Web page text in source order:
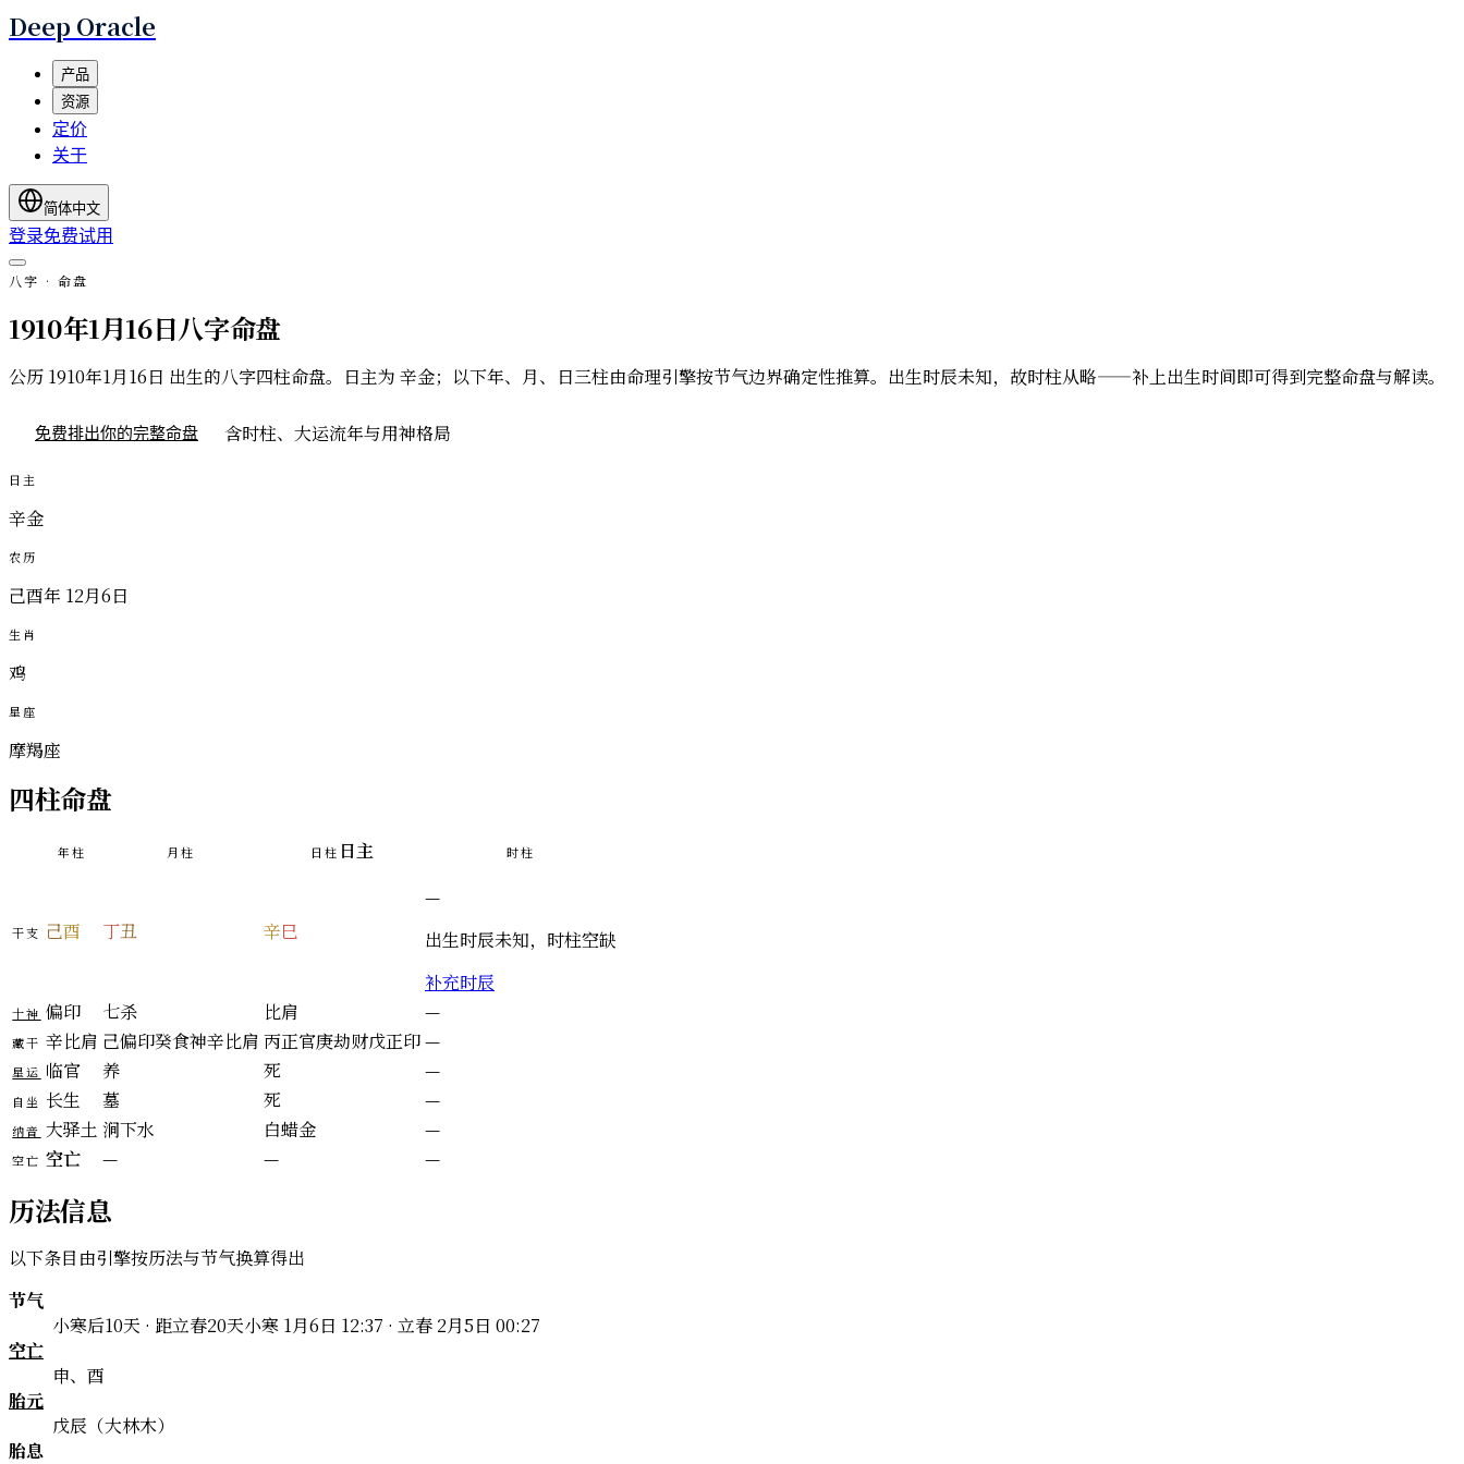
Deep Oracle
产品
资源
定价
关于
简体中文
登录免费试用
八字 · 命盘
1910年1月16日八字命盘
公历 1910年1月16日 出生的八字四柱命盘。日主为 辛金；以下年、月、日三柱由命理引擎按节气边界确定性推算。出生时辰未知，故时柱从略——补上出生时间即可得到完整命盘与解读。
免费排出你的完整命盘 含时柱、大运流年与用神格局
日主
辛金
农历
己酉年 12月6日
生肖
鸡
星座
摩羯座
四柱命盘
年柱 月柱 日柱 日主 时柱
干支 己酉 丁丑 辛巳
—
出生时辰未知，时柱空缺
补充时辰
十神 偏印 七杀 比肩 —
藏干 辛比肩 己偏印癸食神辛比肩 丙正官庚劫财戊正印—
星运 临官 养 死 —
自坐 长生 墓 死 —
纳音 大驿土 涧下水 白蜡金 —
空亡 空亡 — — —
历法信息
以下条目由引擎按历法与节气换算得出
节气
小寒后10天 · 距立春20天小寒 1月6日 12:37 · 立春 2月5日 00:27
空亡
申、酉
胎元
戊辰（大林木）
胎息